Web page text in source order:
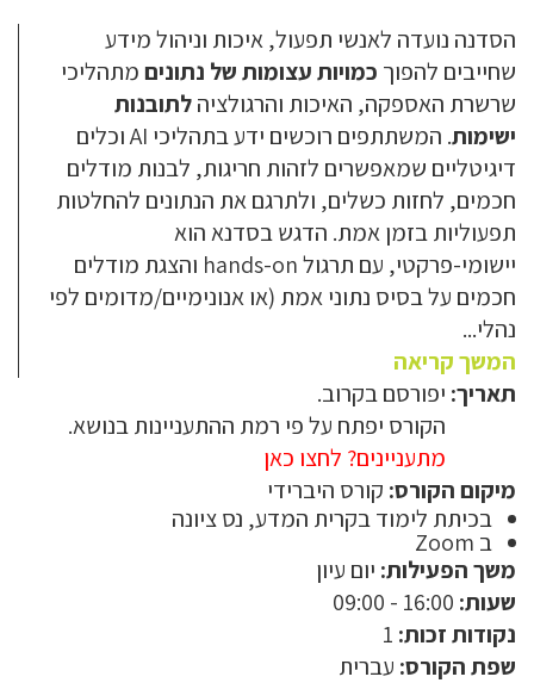
הסדנה נועדה לאנשי תפעול, איכות וניהול מידע
שחייבים להפוך כמויות עצומות של נתוניםמתהליכי
שרשרת האספקה, האיכות והרגולציהלתובנות
ישימות
. המשתתפים רוכשים ידע בתהליכי AI וכלים
דיגיטליים שמאפשרים לזהות חריגות, לבנות מודלים
חכמים, לחזות כשלים, ולתרגם את הנתונים להחלטות
תפעוליות בזמן אמת. הדגש בסדנא הוא
יישומי-פרקטי, עם תרגול hands-on והצגת מודלים
חכמים על בסיס נתוני אמת (או אנונימיים/מדומים לפי
נהלי...
המשך קריאה
תאריך: יפורסם בקרוב.
הקורס יפתח על פי רמת ההתעניינות בנושא.
מתעניינים? לחצו כאן
שם:
טלפון:
דוא"ל:
מיקום הקורס: קורס היברידי
בכיתת לימוד בקרית המדע, נס ציונה
ב Zoom
משך הפעילות: יום עיון
שעות: 16:00 - 09:00
נקודות זכות: 1
שפת הקורס: עברית